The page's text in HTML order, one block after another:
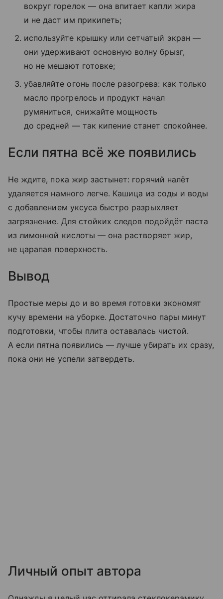
вокруг горелок — она впитает капли жира
и не даст им прикипеть;
используйте крышку или сетчатый экран —
они удерживают основную волну брызг,
но не мешают готовке;
убавляйте огонь после разогрева: как только
масло прогрелось и продукт начал
румяниться, снижайте мощность
до средней — так кипение станет спокойнее.
Если пятна всё же появились
Не ждите, пока жир застынет: горячий налёт
удаляется намного легче. Кашица из соды и воды
с добавлением уксуса быстро разрыхляет
загрязнение. Для стойких следов подойдёт паста
из лимонной кислоты — она растворяет жир,
не царапая поверхность.
Вывод
Простые меры до и во время готовки экономят
кучу времени на уборке. Достаточно пары минут
подготовки, чтобы плита оставалась чистой.
А если пятна появились — лучше убирать их сразу,
пока они не успели затвердеть.
Личный опыт автора